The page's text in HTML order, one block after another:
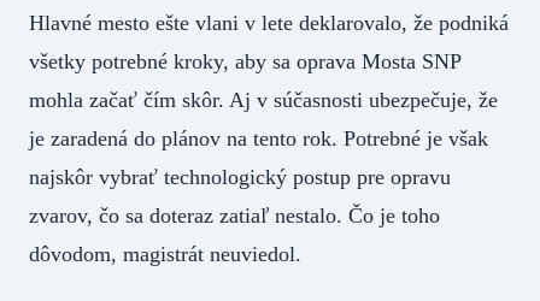
Hlavné mesto ešte vlani v lete deklarovalo, že podniká
všetky potrebné kroky, aby sa oprava Mosta SNP
mohla začať čím skôr. Aj v súčasnosti ubezpečuje, že
je zaradená do plánov na tento rok. Potrebné je však
najskôr vybrať technologický postup pre opravu
zvarov, čo sa doteraz zatiaľ nestalo. Čo je toho
dôvodom, magistrát neuviedol.